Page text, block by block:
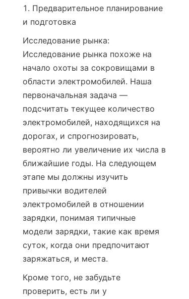
1. Предварительное планирование
и подготовка
Исследование рынка:
Исследование рынка похоже на
начало охоты за сокровищами в
области электромобилей. Наша
первоначальная задача —
подсчитать текущее количество
электромобилей, находящихся на
дорогах, и спрогнозировать,
вероятно ли увеличение их числа в
ближайшие годы. На следующем
этапе мы должны изучить
привычки водителей
электромобилей в отношении
зарядки, понимая типичные
модели зарядки, такие как время
суток, когда они предпочитают
заряжаться, и места.
Кроме того, не забудьте
проверить, есть ли у